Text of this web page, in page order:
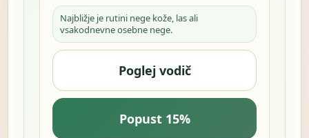
Najbližje je rutini nege kože, las ali
vsakodnevne osebne nege.
Poglej vodič
Popust 15%